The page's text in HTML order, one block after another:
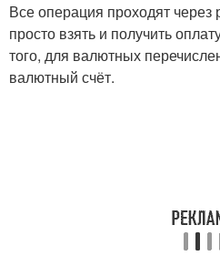
Все операция проходят через
просто взять и получить
того, для валютных
валютный счёт.